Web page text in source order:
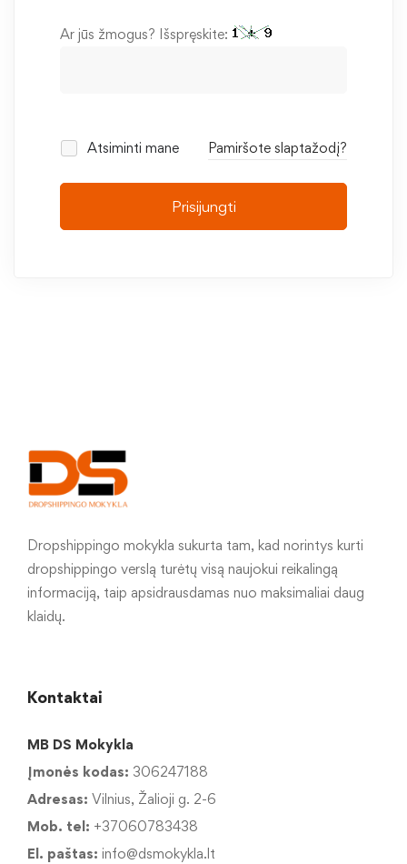
Ar jūs žmogus? Išspręskite:
Atsiminti mane Pamiršote slaptažodį?
Prisijungti
Dropshippingo mokykla sukurta tam, kad norintys kurti
dropshippingo verslą turėtų visą naujokui reikalingą
informaciją, taip apsidrausdamas nuo maksimaliai daug
klaidų.
Kontaktai
MB DS Mokykla
Įmonės kodas: 306247188
Adresas: Vilnius, Žalioji g. 2-6
Mob. tel: +37060783438
El. paštas: info@dsmokykla.lt